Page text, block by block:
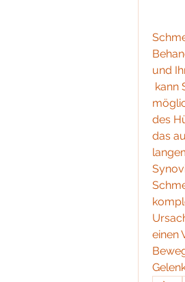
und
des
das
einen